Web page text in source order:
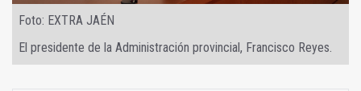
Foto: EXTRA JAÉN
El presidente de la Administración provincial, Francisco Reyes.